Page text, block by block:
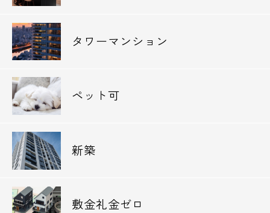
タワーマンション
ペット可
新築
敷金礼金ゼロ